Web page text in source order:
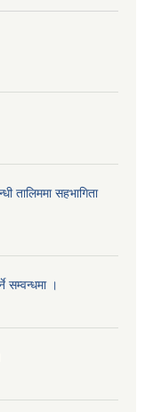
तालिममा सहभागिता
सम्वन्धमा ।